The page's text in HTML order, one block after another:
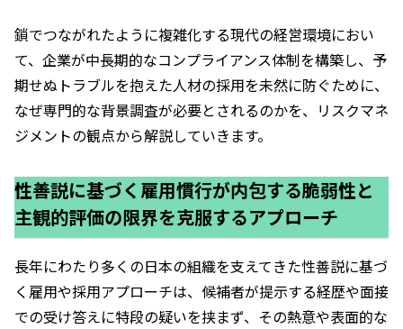
鎖でつながれたように複雑化する現代の経営環境におい
て、企業が中長期的なコンプライアンス体制を構築し、予
期せぬトラブルを抱えた人材の採用を未然に防ぐために、
なぜ専門的な背景調査が必要とされるのかを、リスクマネ
ジメントの観点から解説していきます。
性善説に基づく雇用慣行が内包する脆弱性と
主観的評価の限界を克服するアプローチ
長年にわたり多くの日本の組織を支えてきた性善説に基づ
く雇用や採用アプローチは、候補者が提示する経歴や面接
での受け答えに特段の疑いを挟まず、その熱意や表面的な